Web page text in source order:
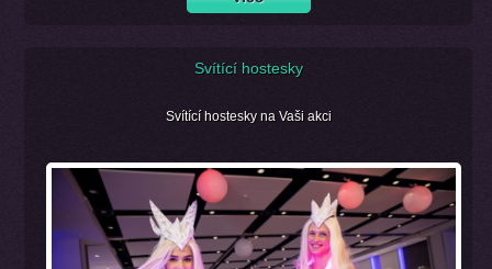
Svítící hostesky
Svítící hostesky na Vaši akci